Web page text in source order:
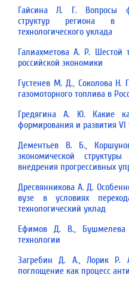
Гайсина Л. Г. Вопросы
структур региона в
технологического уклада
Галиахметова А. Р. Шестой
российской экономики
Густенев М. Д., Соколова Н.
газомоторного топлива в
Гредягина А. Ю. Какие
формирования и развития VI
Дементьев В. Б.,
экономической
внедрения прогрессивных
Дресвянникова А. Д.
вузе в условиях
технологический уклад
Ефимов Д. В., Бушмелева
технологии
Загребин Д. А., Лорик Р.
поглощение как процесс